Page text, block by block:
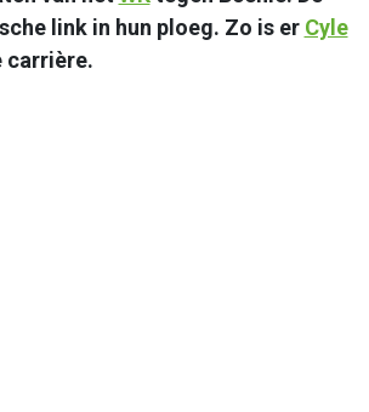
link in hun ploeg. Zo is er Cyle
carrière.